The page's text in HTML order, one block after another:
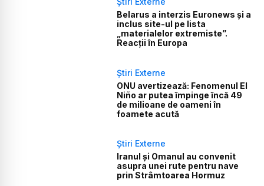
Belarus a interzis Euronews și a
inclus site-ul pe lista
„materialelor extremiste”.
Reacții în Europa
Știri Externe
ONU avertizează: Fenomenul El
Niño ar putea împinge încă 49
de milioane de oameni în
foamete acută
Știri Externe
Iranul și Omanul au convenit
asupra unei rute pentru nave
prin Strâmtoarea Hormuz